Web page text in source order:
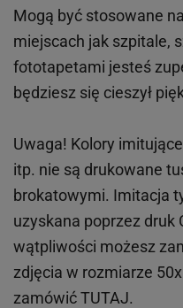
Mogą być stosowane
miejscach jak szpitale,
fototapetami jesteś
będziesz się cieszył
Uwaga! Kolory
itp. nie są drukowane
brokatowymi. Imitacja
uzyskana poprzez druk
wątpliwości możesz
zdjęcia w rozmiarze
zamówićTUTAJ.